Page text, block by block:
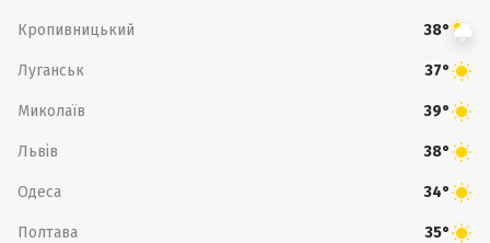
Кропивницький 38°
Луганськ 37°
Миколаїв 39°
Львів 38°
Одеса 34°
Полтава 35°